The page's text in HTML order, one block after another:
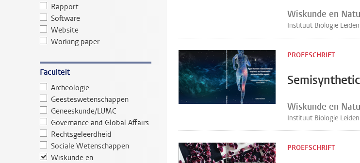
Rapport
Software
Website
Working paper
Faculteit
Archeologie
Geesteswetenschappen
Geneeskunde/LUMC
Governance and Global Affairs
Rechtsgeleerdheid
Sociale Wetenschappen
Wiskunde en
Wiskunde en
Instituut Biologie
PROEFSCHRIFT
Wiskunde en
Instituut Biologie
PROEFSCHRIFT